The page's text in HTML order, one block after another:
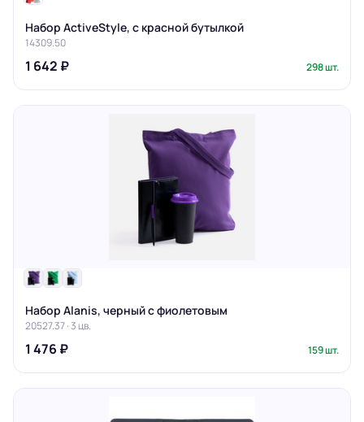
Набор ActiveStyle, с красной бутылкой
14309.50
1 642 ₽ 298 шт.
Набор Alanis, черный с фиолетовым
20527.37 · 3 цв.
1 476 ₽ 159 шт.